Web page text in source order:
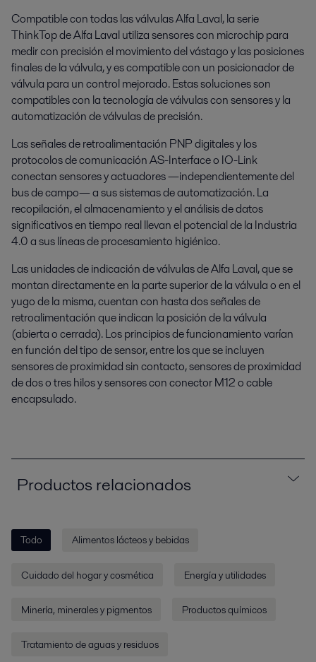
Compatible con todas las válvulas Alfa Laval, la serie
ThinkTop de Alfa Laval utiliza sensores con microchip para
medir con precisión el movimiento del vástago y las posiciones
finales de la válvula, y es compatible con un posicionador de
válvula para un control mejorado. Estas soluciones son
compatibles con la tecnología de válvulas con sensores y la
automatización de válvulas de precisión.
Las señales de retroalimentación PNP digitales y los
protocolos de comunicación AS-Interface o IO-Link
conectan sensores y actuadores —independientemente del
bus de campo— a sus sistemas de automatización. La
recopilación, el almacenamiento y el análisis de datos
significativos en tiempo real llevan el potencial de la Industria
4.0 a sus líneas de procesamiento higiénico.
Las unidades de indicación de válvulas de Alfa Laval, que se
montan directamente en la parte superior de la válvula o en el
yugo de la misma, cuentan con hasta dos señales de
retroalimentación que indican la posición de la válvula
(abierta o cerrada). Los principios de funcionamiento varían
en función del tipo de sensor, entre los que se incluyen
sensores de proximidad sin contacto, sensores de proximidad
de dos o tres hilos y sensores con conector M12 o cable
encapsulado.
Productos relacionados
Todo Alimentos lácteos y bebidas
Cuidado del hogar y cosmética Energía y utilidades
Minería, minerales y pigmentos Productos químicos
Tratamiento de aguas y residuos